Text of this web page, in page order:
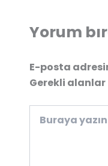
Yorum
E-posta
Gerekli alanlar
yazın..